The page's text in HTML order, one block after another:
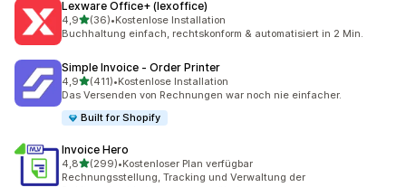
Lexware Office+ (lexoffice)
4,9von 5 Sternen
(36)
36 Rezensionen insgesamt
•Kostenlose Installation
Buchhaltung einfach, rechtskonform & automatisiert in 2 Min.
Simple Invoice ‑ Order Printer
4,9von 5 Sternen
(411)
411 Rezensionen insgesamt
•Kostenlose Installation
Das Versenden von Rechnungen war noch nie einfacher.
Built for Shopify
Invoice Hero
4,8von 5 Sternen
(299)
299 Rezensionen insgesamt
•Kostenloser Plan verfügbar
Rechnungsstellung, Tracking und Verwaltung der